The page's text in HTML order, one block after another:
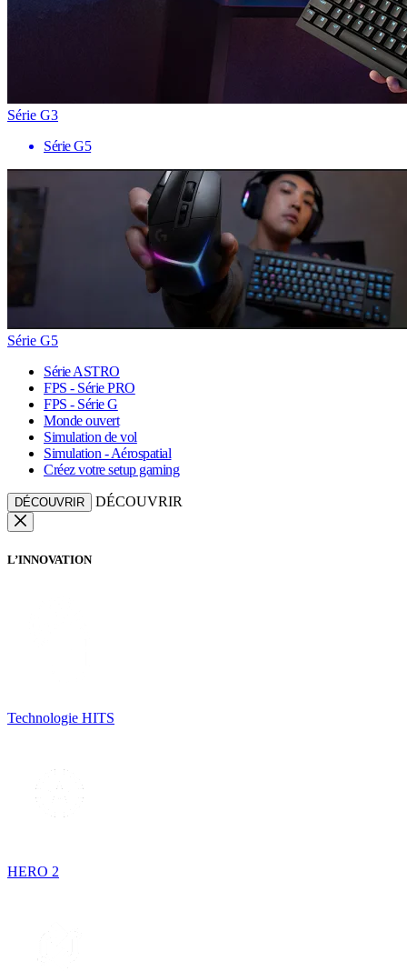
Série G3
Série G5
Série G5
Série ASTRO
FPS - Série PRO
FPS - Série G
Monde ouvert
Simulation de vol
Simulation - Aérospatial
Créez votre setup gaming
DÉCOUVRIR DÉCOUVRIR
L’INNOVATION
Technologie HITS
HERO 2